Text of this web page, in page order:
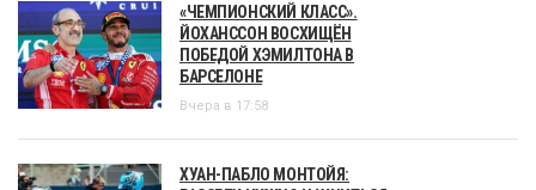
«ЧЕМПИОНСКИЙ КЛАСС».
ЙОХАНССОН ВОСХИЩЁН
ПОБЕДОЙ ХЭМИЛТОНА В
БАРСЕЛОНЕ
Вчера в 17:58
ХУАН-ПАБЛО МОНТОЙЯ: